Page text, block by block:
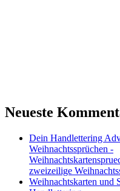
Neueste
Dein Handlettering
Weihnachtssprüchen -
zweizeilige
Weihnachtskarten und